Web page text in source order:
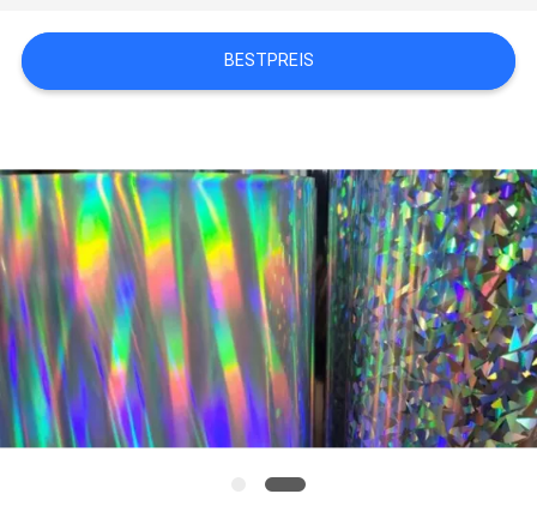
EIN
ANGEBOT
DATENSCHUTZRICHTLINIE
BESTPREIS